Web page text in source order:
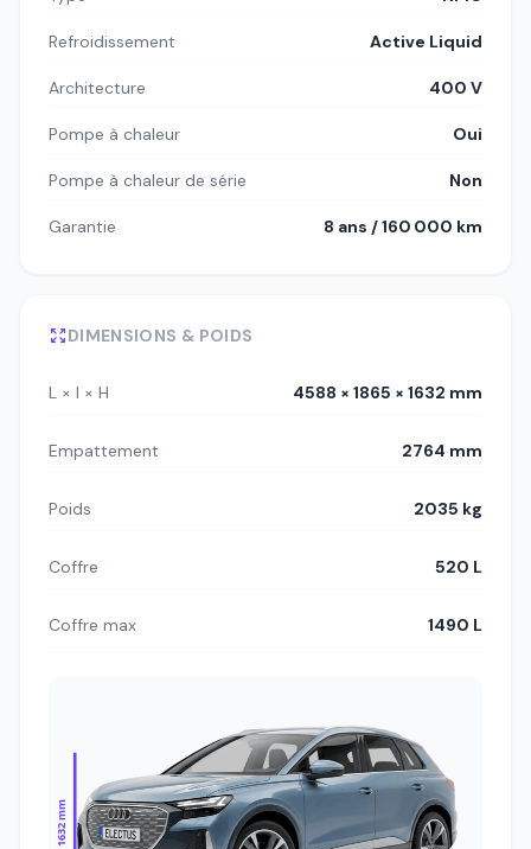
Refroidissement Active Liquid
Architecture 400 V
Pompe à chaleur Oui
Pompe à chaleur de série Non
Garantie 8 ans / 160 000 km
DIMENSIONS & POIDS
L × l × H 4588 × 1865 × 1632 mm
Empattement 2764 mm
Poids 2035 kg
Coffre 520 L
Coffre max 1490 L
1632 mm